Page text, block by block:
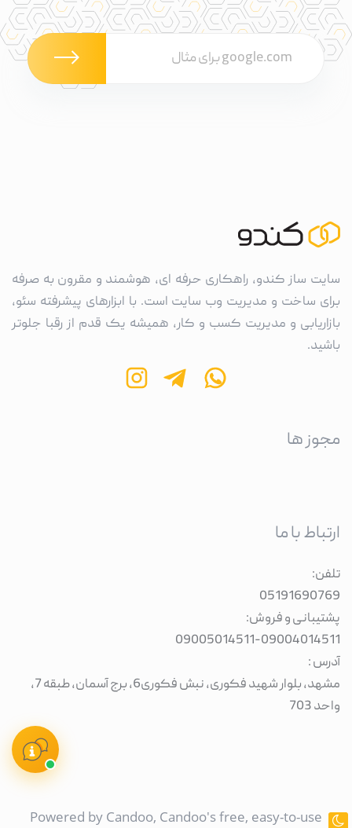
سایت ساز کندو، راهکاری حرفه ای، هوشمند و مقرون به صرفه
برای ساخت و مدیریت وب سایت است. با ابزارهای پیشرفته سئو،
بازاریابی و مدیریت کسب و کار، همیشه یک قدم از رقبا جلوتر
باشید.
مجوز ها
ارتباط با ما
تلفن:
05191690769
پشتیبانی و فروش:
09004014511
-
09005014511
آدرس :
مشهد، بلوار شهید فکوری، نبش فکوری6، برج آسمان، طبقه 7،
واحد 703
Powered by Candoo, Candoo's free, easy-to-use